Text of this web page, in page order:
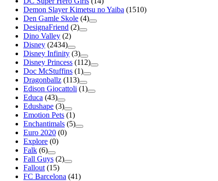
Demon Slayer Kimetsu no Yaiba (1510)
Den Gamle Skole (4)
DesignaFriend (2)
Dino Valley (2)
Disney (2434)
Disney Infinity (3)
Disney Princess (112)
Doc McStuffins (1)
Dragonballz (113)
Edison Giocattoli (1)
Educa (43)
Edushape (3)
Emotion Pets (1)
Enchantimals (5)
Euro 2020 (0)
Explore (0)
Falk (6)
Fall Guys (2)
Fallout (15)
FC Barcelona (41)